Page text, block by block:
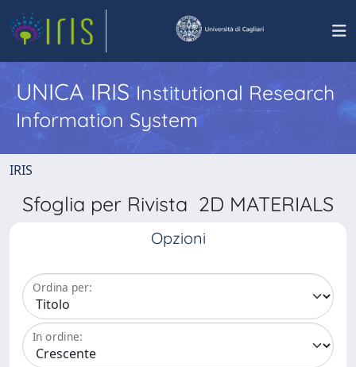
UNICA IRISInstitutional Research
Information System
IRIS
Sfoglia per Rivista 2D MATERIALS
Opzioni
Ordina per:
In ordine: